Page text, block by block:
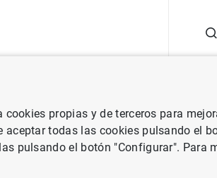
Notas de prensa del Banco Central
propias y de terceros para
aceptar todas las cookies pulsando el
pulsando el botón "Configurar". Para